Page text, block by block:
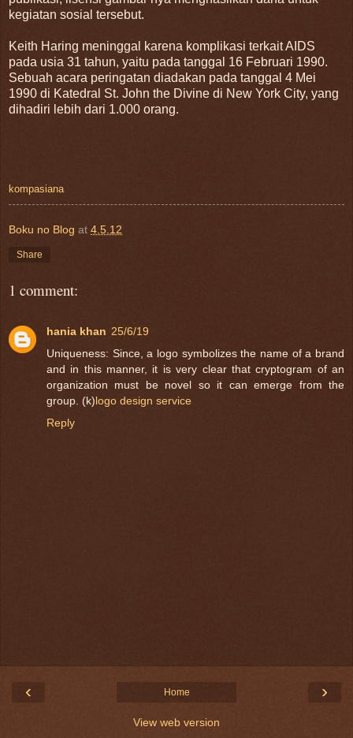
kegiatan sosial tersebut.
Keith Haring meninggal karena komplikasi terkait AIDS
pada usia 31 tahun, yaitu pada tanggal 16 Februari 1990.
Sebuah acara peringatan diadakan pada tanggal 4 Mei
1990 di Katedral St. John the Divine di New York City, yang
dihadiri lebih dari 1.000 orang.
kompasiana
Boku no Blog at 4.5.12
Share
1 comment:
hania khan 25/6/19
Uniqueness: Since, a logo symbolizes the name of a brand
and in this manner, it is very clear that cryptogram of an
organization must be novel so it can emerge from the
group. (k)logo design service
Reply
‹ ›
Home
View web version